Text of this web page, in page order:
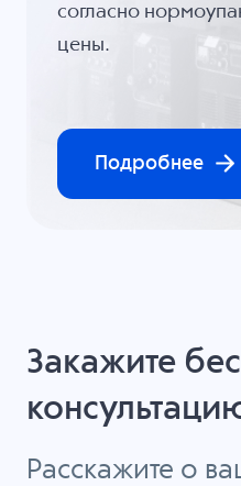
согласно
цены.
Подробнее
Закажите
Расскажите о